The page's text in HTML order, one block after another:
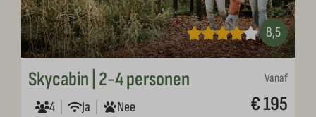
8,5
Vanaf
€ 195
Skycabin | 2-4 personen
4 Ja
Nee